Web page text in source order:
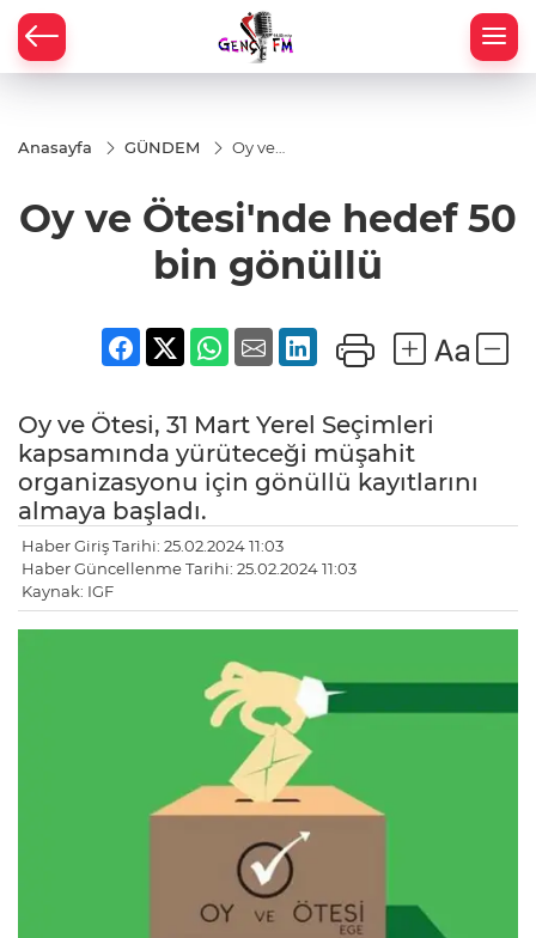
Anasayfa GÜNDEM
Oy ve
bin
gönüllü
Oy ve Ötesi'nde hedef 50
bin gönüllü
Oy ve Ötesi, 31 Mart Yerel Seçimleri
kapsamında yürüteceği müşahit
organizasyonu için gönüllü kayıtlarını
almaya başladı.
Haber Giriş Tarihi: 25.02.2024 11:03
Haber Güncellenme Tarihi: 25.02.2024 11:03
Kaynak: IGF